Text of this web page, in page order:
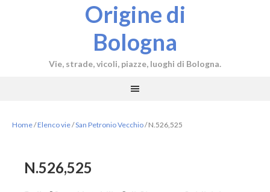
Origine di
Bologna
Vie, strade, vicoli, piazze, luoghi di Bologna.
Home/Elenco vie/San Petronio Vecchio/N.526,525
N.526,525